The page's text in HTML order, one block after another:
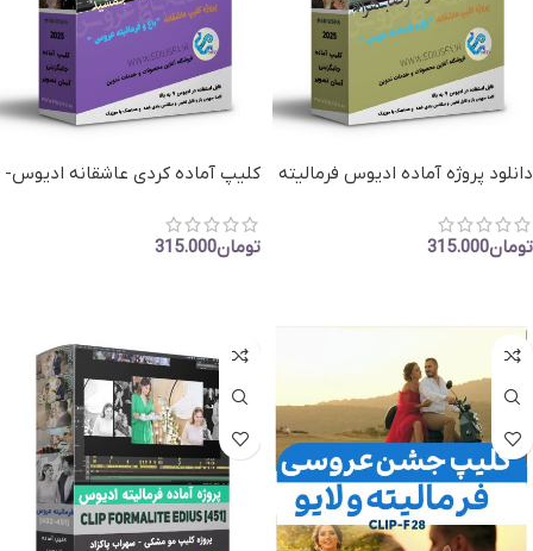
دانلود پروژه آماده ادیوس فرمالیته
تومان315.000
کلیپ آماده کردی عاشقانه ادیوس-
تومان315.000